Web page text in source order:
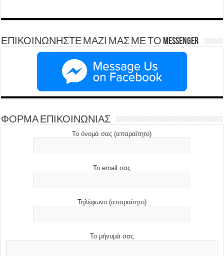
ΕΠΙΚΟΙΝΩΝΗΣΤΕ ΜΑΖΙ ΜΑΣ ΜΕ ΤΟ Messenger
ΦΟΡΜΑ ΕΠΙΚΟΙΝΩΝΙΑΣ
Το όνομά σας (απαραίτητο)
Το email σας
Τηλέφωνο (απαραίτητο)
Το μήνυμά σας